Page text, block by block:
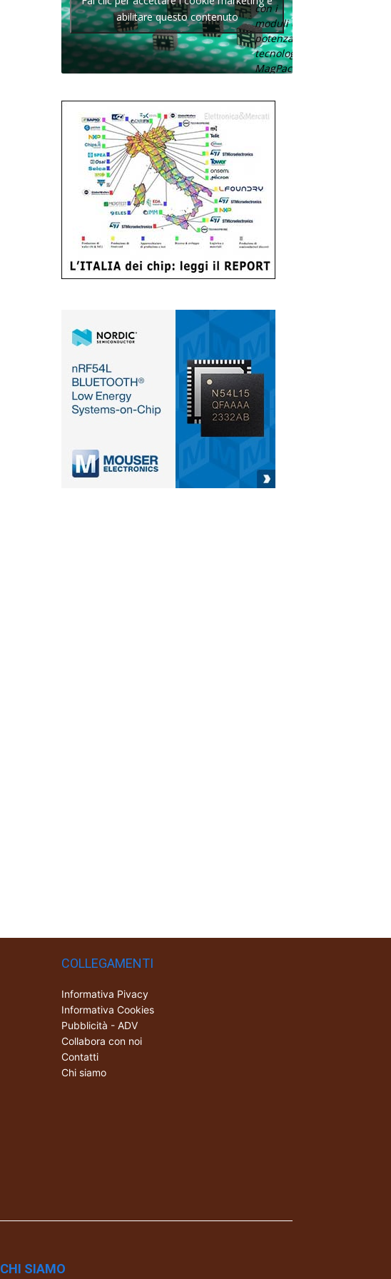
con i
moduli di
potenza con
tecnologia
MagPack.
abilitare questo contenuto
COLLEGAMENTI
Informativa Pivacy
Informativa Cookies
Pubblicità - ADV
Collabora con noi
Contatti
Chi siamo
CHI SIAMO